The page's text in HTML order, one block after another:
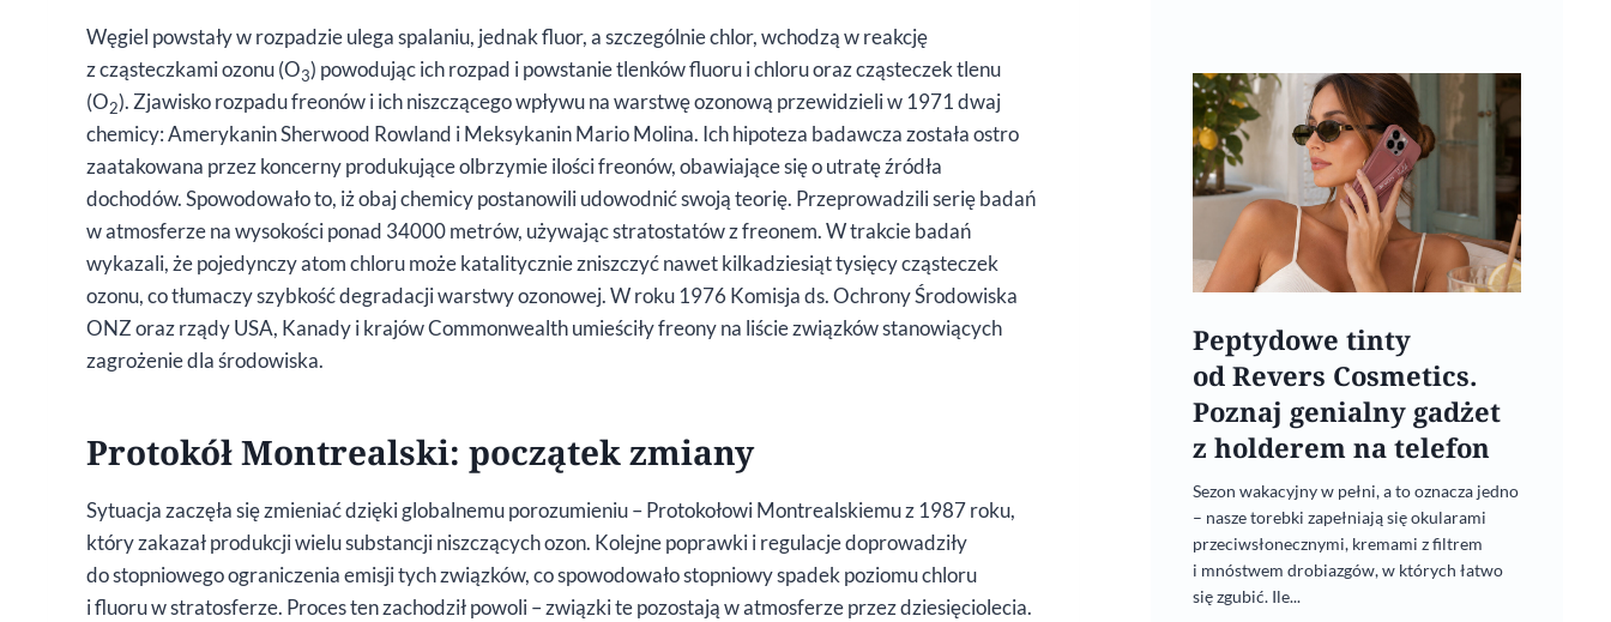
Węgiel powstały w rozpadzie ulega spalaniu, jednak fluor, a szczególnie chlor, wchodzą w reakcję
z cząsteczkami ozonu (O3) powodując ich rozpad i powstanie tlenków fluoru i chloru oraz cząsteczek tlenu
(O2). Zjawisko rozpadu freonów i ich niszczącego wpływu na warstwę ozonową przewidzieli w 1971 dwaj
chemicy: Amerykanin Sherwood Rowland i Meksykanin Mario Molina. Ich hipoteza badawcza została ostro
zaatakowana przez koncerny produkujące olbrzymie ilości freonów, obawiające się o utratę źródła
dochodów. Spowodowało to, iż obaj chemicy postanowili udowodnić swoją teorię. Przeprowadzili serię badań
w atmosferze na wysokości ponad 34000 metrów, używając stratostatów z freonem. W trakcie badań
wykazali, że pojedynczy atom chloru może katalitycznie zniszczyć nawet kilkadziesiąt tysięcy cząsteczek
ozonu, co tłumaczy szybkość degradacji warstwy ozonowej. W roku 1976 Komisja ds. Ochrony Środowiska
ONZ oraz rządy USA, Kanady i krajów Commonwealth umieściły freony na liście związków stanowiących
zagrożenie dla środowiska.
Protokół Montrealski: początek zmiany
Sytuacja zaczęła się zmieniać dzięki globalnemu porozumieniu – Protokołowi Montrealskiemu z 1987 roku,
który zakazał produkcji wielu substancji niszczących ozon. Kolejne poprawki i regulacje doprowadziły
do stopniowego ograniczenia emisji tych związków, co spowodowało stopniowy spadek poziomu chloru
i fluoru w stratosferze. Proces ten zachodził powoli – związki te pozostają w atmosferze przez dziesięciolecia.
Peptydowe tinty
od Revers Cosmetics.
Poznaj genialny gadżet
z holderem na telefon
Sezon wakacyjny w pełni, a to oznacza jedno
– nasze torebki zapełniają się okularami
przeciwsłonecznymi, kremami z filtrem
i mnóstwem drobiazgów, w których łatwo
się zgubić. Ile...